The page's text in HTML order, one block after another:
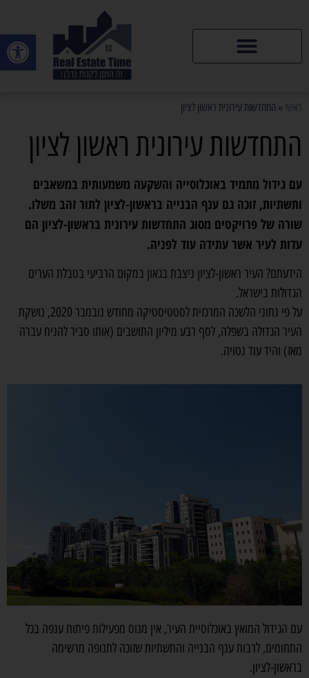
פתח
ראשי » התחדשות עירונית ראשון לציון
התחדשות עירונית ראשון לציון
עם גידול מתמיד באוכלוסייה והשקעה משמעותית במשאבים
ותשתיות, זוכה גם ענף הבנייה בראשון-לציון לתור זהב משלו.
שורה של פרויקטים מסוג התחדשות עירונית בראשון-לציון הם
עדות לעיר אשר עתידה עוד לפניה.
הידעתם? העיר ראשון-לציון ניצבת בגאון במקום הרביעי בטבלת הערים
הגדולות בישראל.
על פי נתוני הלשכה המרכזית לסטטיסטיקה מחודש נובמבר 2020, נושקת
העיר הגדולה בשפלה, לסף רבע מיליון התושבים (אותו סביר להניח עברה
מאז) והיד עוד נטויה.
עם הגידול המואץ באוכלוסיית העיר, אין מנוס מפעילות פיתוח ענפה בכל
התחומים, לרבות ענף הבנייה והתשתיות שזוכה לתנופה מרשימה
בראשון-לציון.